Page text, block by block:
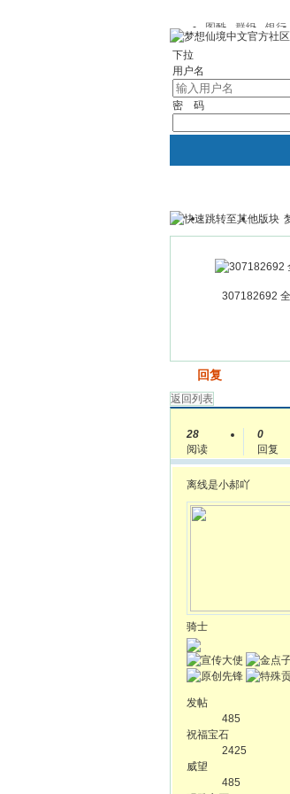
图酷 群组 银行
下拉
用户名
密 码
银行 群
307182692 全
回复
返回列表
28
阅读
0
回复
离线是小郝吖
骑士
发帖
485
祝福宝石
2425
威望
485